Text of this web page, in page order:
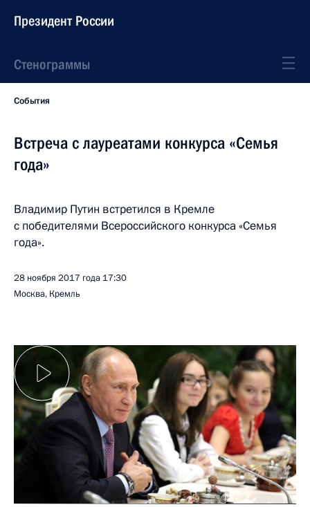
Президент России
Стенограммы
События
Встреча с лауреатами конкурса «Семья
года»
Владимир Путин встретился в Кремле
с победителями Всероссийского конкурса «Семья
года».
28 ноября 2017 года 17:30
Москва, Кремль